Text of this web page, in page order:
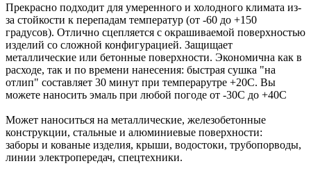
Прекрасно подходит для умеренного и холодного климата из-
за стойкости к перепадам температур (от -60 до +150
градусов). Отлично сцепляется с окрашиваемой поверхностью
изделий со сложной конфигурацией. Защищает
металлические или бетонные поверхности. Экономична как в
расходе, так и по времени нанесения: быстрая сушка "на
отлип" составляет 30 минут при темперарутре +20С. Вы
можете наносить эмаль при любой погоде от -30С до +40С
Может наноситься на металлические, железобетонные
конструкции, стальные и алюминиевые поверхности:
заборы и кованые изделия, крыши, водостоки, трубопорводы,
линии электропередач, спецтехники.